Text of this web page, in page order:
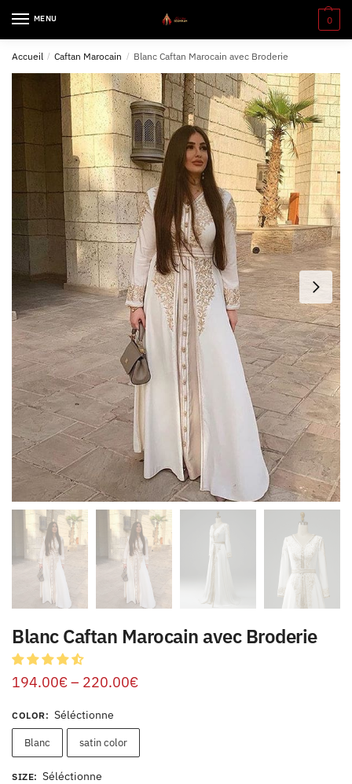
MENU 0
Accueil / Caftan Marocain / Blanc Caftan Marocain avec Broderie
Blanc Caftan Marocain avec Broderie
194.00€– 220.00€
COLOR: Séléctionne
Blanc satin color
SIZE: Séléctionne